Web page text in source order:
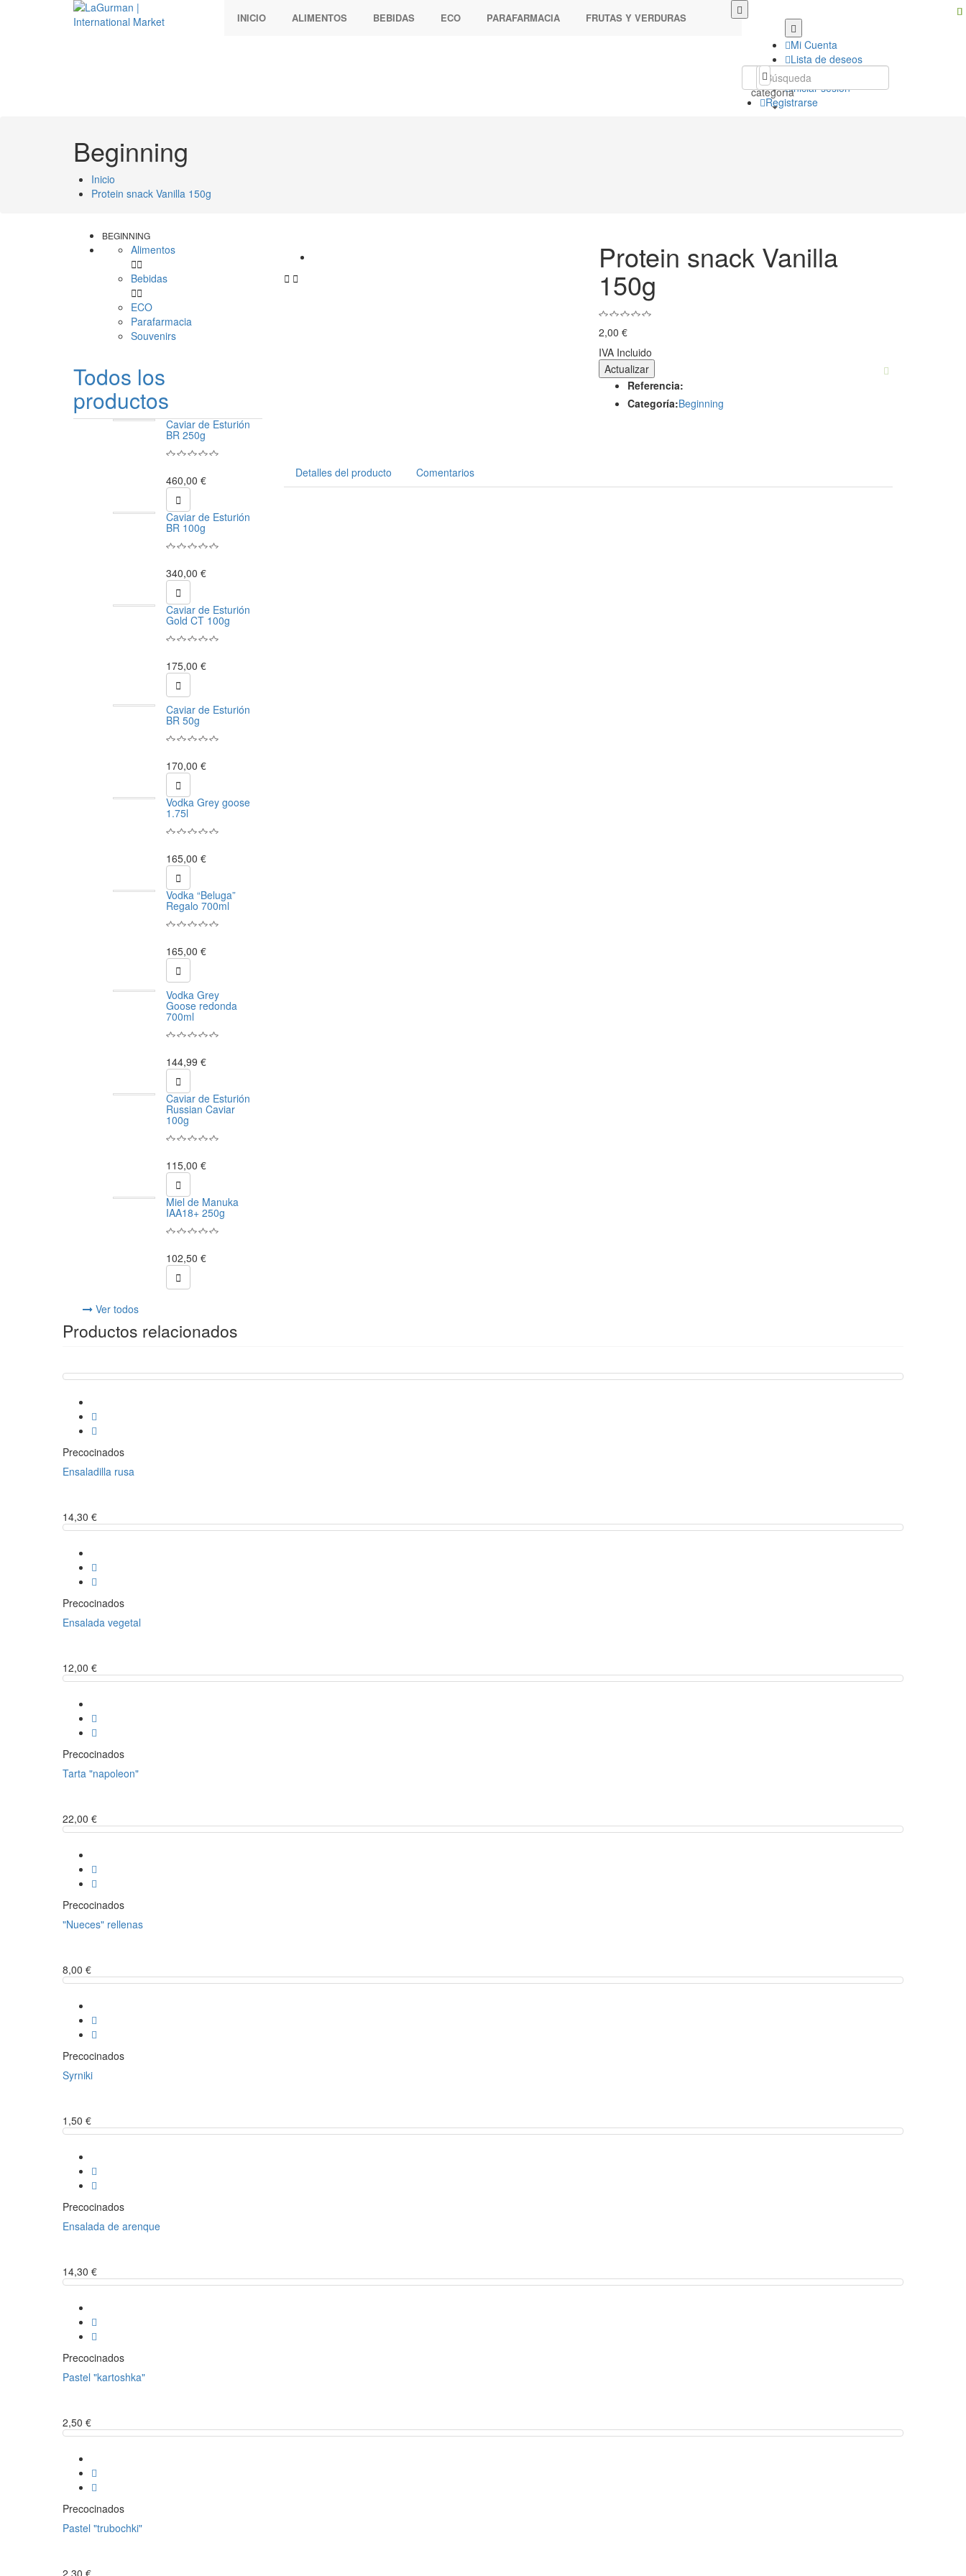
INICIO ALIMENTOS BEBIDAS ECO PARAFARMACIA FRUTAS Y VERDURAS
Toda la
categoría
Mi Cuenta
Lista de deseos
Mi Carro
Iniciar sesión
Registrarse
Beginning
Inicio
Protein snack Vanilla 150g
 
Protein snack Vanilla
150g
2,00 €
IVA Incluido
Referencia:
Categoría:Beginning
Detalles del producto Comentarios
BEGINNING
Alimentos

Bebidas

ECO
Parafarmacia
Souvenirs
Todos los
productos
Caviar de Esturión
BR 250g
460,00 €

Caviar de Esturión
BR 100g
340,00 €

Caviar de Esturión
Gold CT 100g
175,00 €

Caviar de Esturión
BR 50g
170,00 €

Vodka Grey goose
1.75l
165,00 €

Vodka “Beluga”
Regalo 700ml
165,00 €

Vodka Grey
Goose redonda
700ml
144,99 €

Caviar de Esturión
Russian Caviar
100g
115,00 €

Miel de Manuka
IAA18+ 250g
102,50 €

Ver todos
Productos relacionados
Precocinados
Ensaladilla rusa
14,30 €
Precocinados
Ensalada vegetal
12,00 €
Precocinados
Tarta "napoleon"
22,00 €
Precocinados
"Nueces" rellenas
8,00 €
Precocinados
Syrniki
1,50 €
Precocinados
Ensalada de arenque
14,30 €
Precocinados
Pastel "kartoshka"
2,50 €
Precocinados
Pastel "trubochki"
2,30 €